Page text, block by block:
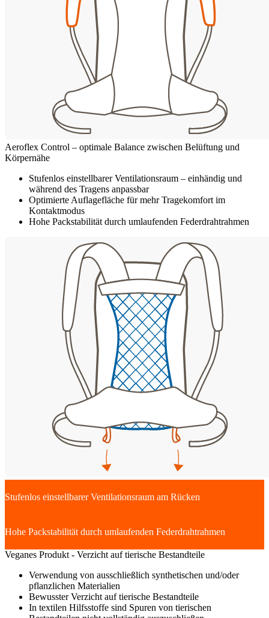
Aeroflex Control – optimale Balance zwischen Belüftung und
Körpernähe
Stufenlos einstellbarer Ventilationsraum – einhändig und
während des Tragens anpassbar
Optimierte Auflagefläche für mehr Tragekomfort im
Kontaktmodus
Hohe Packstabilität durch umlaufenden Federdrahtrahmen
Stufenlos einstellbarer Ventilationsraum am Rücken
Hohe Packstabilität durch umlaufenden Federdrahtrahmen
Veganes Produkt - Verzicht auf tierische Bestandteile
Verwendung von ausschließlich synthetischen und/oder
pflanzlichen Materialien
Bewusster Verzicht auf tierische Bestandteile
In textilen Hilfsstoffe sind Spuren von tierischen